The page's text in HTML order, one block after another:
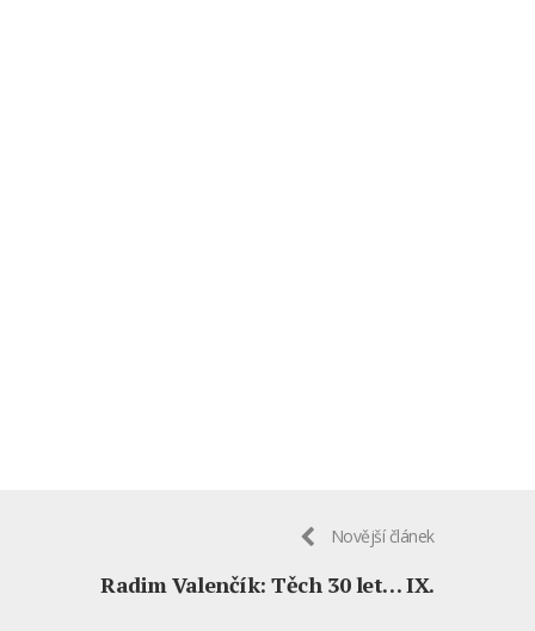
Novější článek
Radim Valenčík: Těch 30 let… IX.